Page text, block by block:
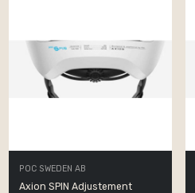
POC SWEDEN AB
Axion SPIN Adjustement